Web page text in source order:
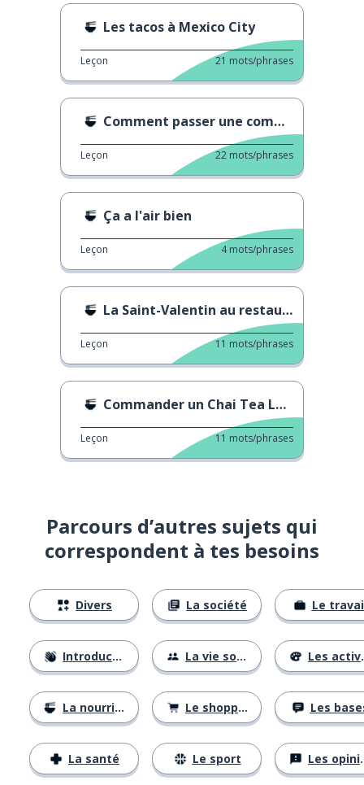
Les tacos à Mexico City
Leçon 21 mots/phrases
Comment passer une commande simple
Leçon 22 mots/phrases
Ça a l'air bien
Leçon 4 mots/phrases
La Saint-Valentin au restaurant
Leçon 11 mots/phrases
Commander un Chai Tea Latte
Leçon 11 mots/phrases
Parcours d’autres sujets qui
correspondent à tes besoins
Divers
Introductions
La nourriture
La santé
La société
La vie sociale
Le shopping
Le sport
Le
Les activités
Les
Les opinions